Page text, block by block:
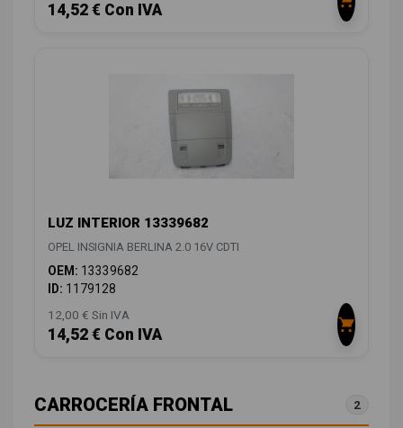
14,52 € Con IVA
LUZ INTERIOR 13339682
OPEL INSIGNIA BERLINA 2.0 16V CDTI
OEM: 13339682
ID: 1179128
12,00 € Sin IVA
14,52 € Con IVA
CARROCERÍA FRONTAL 2